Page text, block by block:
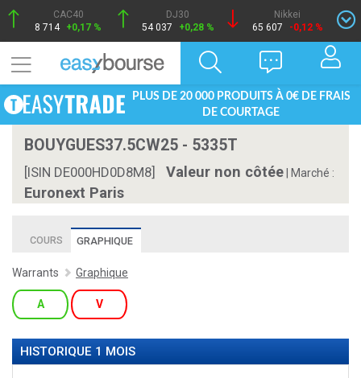
CAC40
8 714 +0,17 %
DJ30
54 037
+0,28 %
Nikkei
65 607
-0,12 %
PLUS DE 20 000 PRODUITS À 0€ DE FRAIS
DE COURTAGE
BOUYGUES37.5CW25 - 5335T
[ISIN DE000HD0D8M8] Valeur non côtée Marché :
Euronext Paris
COURS GRAPHIQUE
Warrants Graphique
A V
HISTORIQUE 1 MOIS